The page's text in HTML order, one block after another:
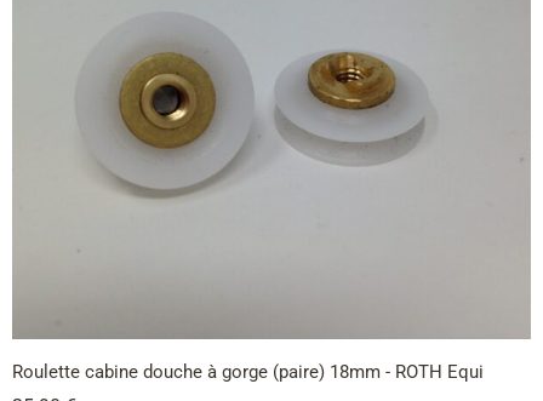
Roulette cabine douche à gorge (paire) 18mm - ROTH Equi